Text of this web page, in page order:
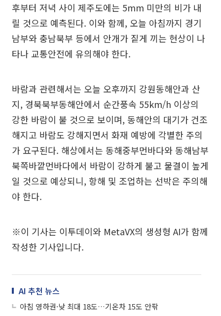
후부터 저녁 사이 제주도에는 5mm 미만의 비가 내
릴 것으로 예측된다. 이와 함께, 오늘 아침까지 경기
남부와 충남북부 등에서 안개가 짙게 끼는 현상이 나
타나 교통안전에 유의해야 한다.
바람과 관련해서는 오늘 오후까지 강원동해안과 산
지, 경북북부동해안에서 순간풍속 55km/h 이상의
강한 바람이 불 것으로 보이며, 동해안의 대기가 건조
해지고 바람도 강해지면서 화재 예방에 각별한 주의
가 요구된다. 해상에서는 동해중부먼바다와 동해남부
북쪽바깥먼바다에서 바람이 강하게 불고 물결이 높게
일 것으로 예상되니, 항해 및 조업하는 선박은 주의해
야 한다.
※이 기사는 이투데이와 MetaVX의 생성형 AI가 함께
작성한 기사입니다.
AI 추천 뉴스
아침 영하권·낮 최대 18도…기온차 15도 안팎